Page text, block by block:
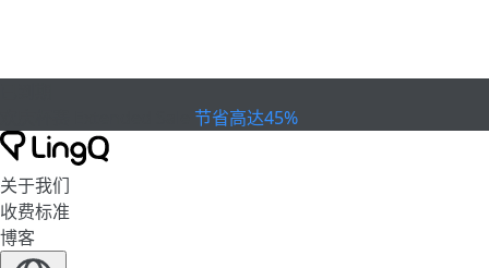
节省高达45%
关于我们
收费标准
博客